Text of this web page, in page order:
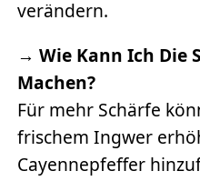
verändern.
→Wie Kann Ich Die
Machen?
Für mehr Schärfe
frischem Ingwer
Cayennepfeffer